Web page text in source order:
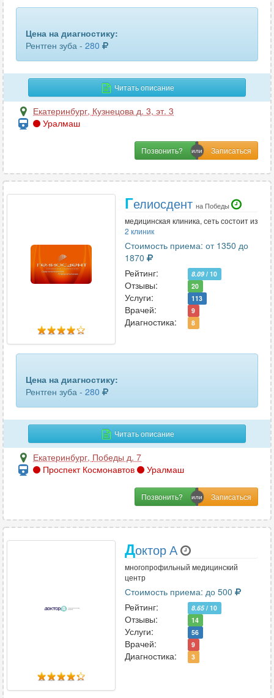
легких
локтевого сустава 15
лучезапястного сустава
молочных желез (маммография) 12
пищевода
поясничного отдела позвоночника
придаточных пазух носа 15
радиовизиография
8
суставов
шейного отдела позвоночника
Цена на диагностику:
Рентген зуба - 280
Читать описание
Екатеринбург, Кузнецова д. 3, эт. 3
Уралмаш
Позвонить?
Гелиосдент на Победы
медицинская клиника, сеть состоит из
2 клиник
Стоимость приема: от 1350 до
1870
Рейтинг:
8.09 / 10
Отзывы: 20
Услуги: 113
Врачей: 9
Диагностика: 8
Цена на диагностику:
Рентген зуба - 280
Читать описание
Екатеринбург, Победы д. 7
Проспект Космонавтов
Уралмаш
Позвонить?
Доктор А
многопрофильный медицинский
центр
Стоимость приема: до 500
Рейтинг:
8.65/ 10
Отзывы: 14
Услуги: 56
Врачей: 9
Диагностика: 3